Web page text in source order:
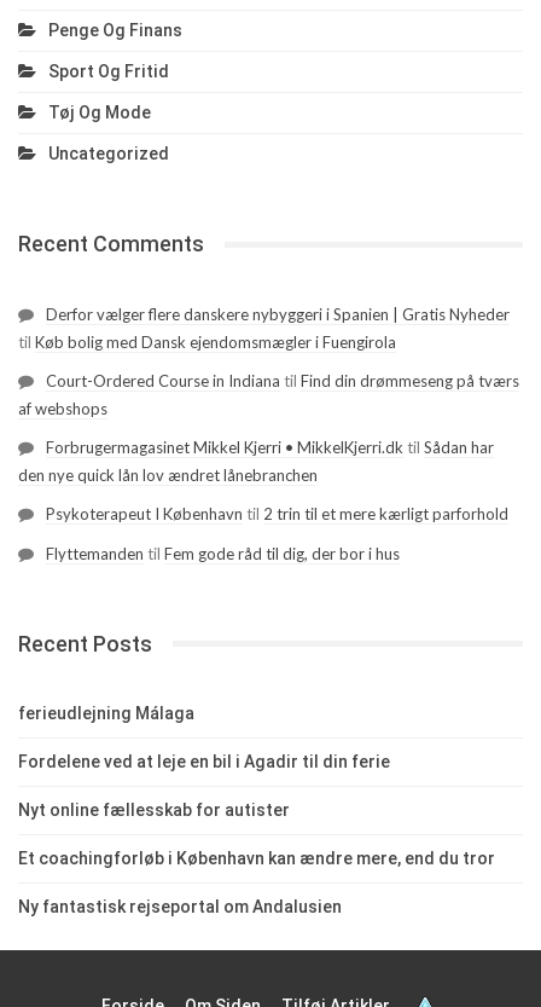
Penge Og Finans
Sport Og Fritid
Tøj Og Mode
Uncategorized
Recent Comments
Derfor vælger flere danskere nybyggeri i Spanien | Gratis Nyheder
til Køb bolig med Dansk ejendomsmægler i Fuengirola
Court-Ordered Course in Indiana til Find din drømmeseng på tværs
af webshops
Forbrugermagasinet Mikkel Kjerri • MikkelKjerri.dk til Sådan har
den nye quick lån lov ændret lånebranchen
Psykoterapeut I København til 2 trin til et mere kærligt parforhold
Flyttemanden til Fem gode råd til dig, der bor i hus
Recent Posts
ferieudlejning Málaga
Fordelene ved at leje en bil i Agadir til din ferie
Nyt online fællesskab for autister
Et coachingforløb i København kan ændre mere, end du tror
Ny fantastisk rejseportal om Andalusien